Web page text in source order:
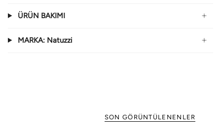
ÜRÜN BAKIMI
MARKA: Natuzzi
SON GÖRÜNTÜLENENLER